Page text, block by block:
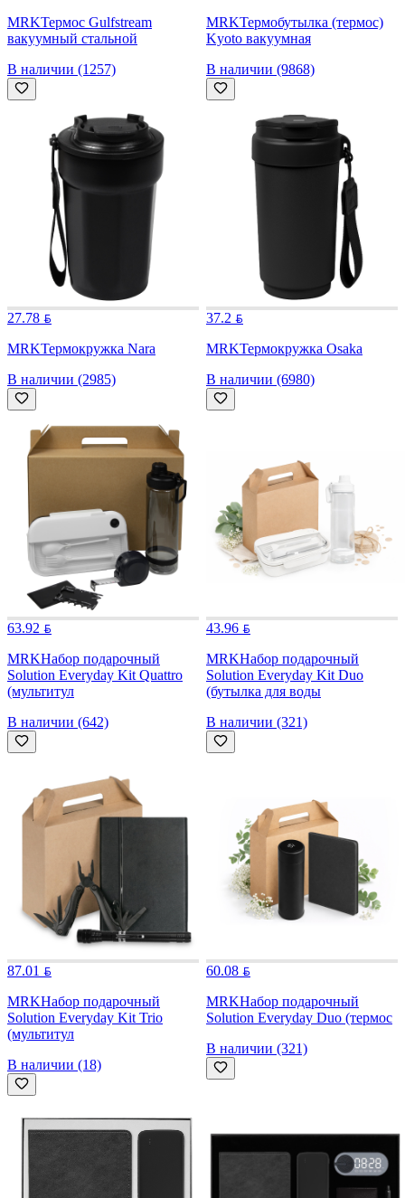
MRKТермос Gulfstream
вакуумный стальной
В наличии (1257)
MRKТермобутылка (термос)
Kyoto вакуумная
В наличии (9868)
27.78
MRKТермокружка Nara
В наличии (2985)
37.2
MRKТермокружка Osaka
В наличии (6980)
63.92
MRKНабор подарочный
Solution Everyday Kit Quattro
(мультитул
В наличии (642)
43.96
MRKНабор подарочный
Solution Everyday Kit Duo
(бутылка для воды
В наличии (321)
87.01
MRKНабор подарочный
Solution Everyday Kit Trio
(мультитул
В наличии (18)
60.08
MRKНабор подарочный
Solution Everyday Duo (термос
В наличии (321)